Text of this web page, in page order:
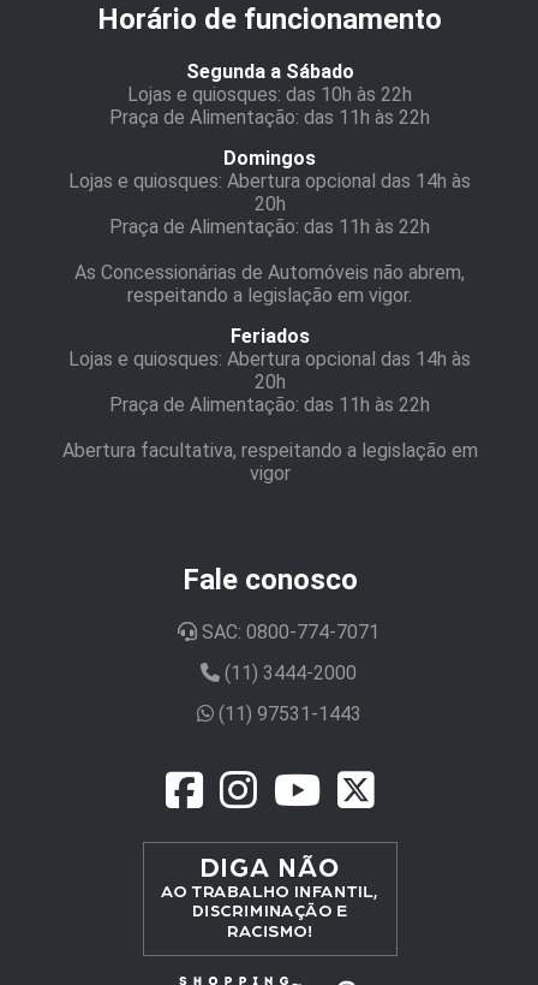
Horário de funcionamento
Segunda a Sábado
Lojas e quiosques: das 10h às 22h
Praça de Alimentação: das 11h às 22h
Domingos
Lojas e quiosques: Abertura opcional das 14h às
20h
Praça de Alimentação: das 11h às 22h
As Concessionárias de Automóveis não abrem,
respeitando a legislação em vigor.
Feriados
Lojas e quiosques: Abertura opcional das 14h às
20h
Praça de Alimentação: das 11h às 22h
Abertura facultativa, respeitando a legislação em
vigor
Fale conosco
SAC: 0800-774-7071
(11) 3444-2000
(11) 97531-1443